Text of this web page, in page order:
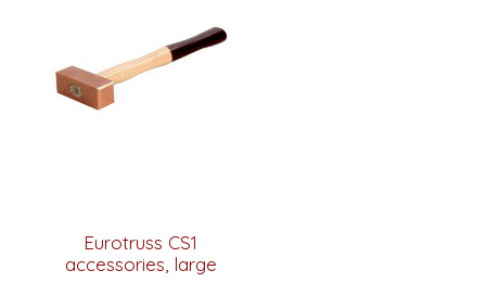
Eurotruss CS1
accessories, large